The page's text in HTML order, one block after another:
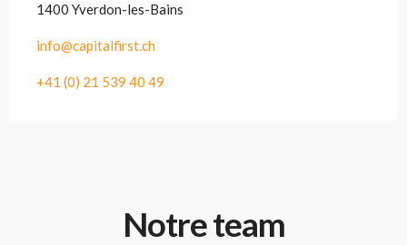
1400 Yverdon-les-Bains
info@capitalfirst.ch
+41 (0) 21 539 40 49
Notre team